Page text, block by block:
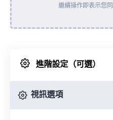
來自
繼續操作即表示您
進階設定（可選）
視訊選項